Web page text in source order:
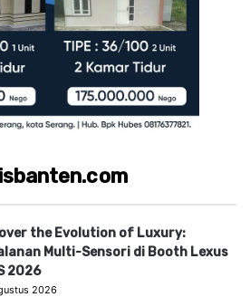
the Evolution of Luxury:
Multi-Sensori di Booth Lexus
2026
2026